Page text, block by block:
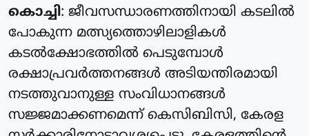
കൊച്ചി: ജീവസന്ധാരണത്തിനായി കടലില്‍
പോകുന്ന മത്സ്യത്തൊഴിലാളികള്‍
കടല്‍ക്ഷോഭത്തില്‍ പെടുമ്പോള്‍
രക്ഷാപ്രവര്‍ത്തനങ്ങള്‍ അടിയന്തിരമായി
നടത്തുവാനുള്ള സംവിധാനങ്ങള്‍
സജ്ജമാക്കണമെന്ന് കെസിബിസി, കേരള